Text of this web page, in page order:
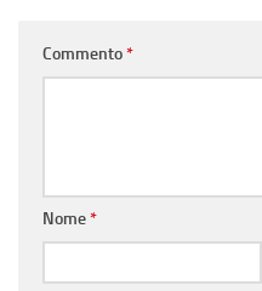
Commento*
Nome*